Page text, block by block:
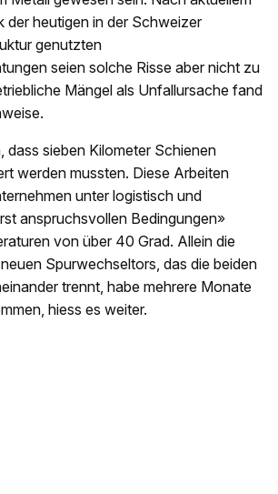
der heutigen in der Schweizer
genutzten
seien solche Risse aber nicht zu
Mängel als Unfallursache fand
dass sieben Kilometer Schienen
werden mussten. Diese Arbeiten
unter logistisch und
anspruchsvollen Bedingungen»
von über 40 Grad. Allein die
Spurwechseltors, das die beiden
trennt, habe mehrere Monate
hiess es weiter.